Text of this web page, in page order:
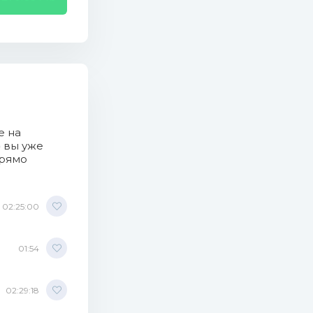
Radio
на
вы уже
02:25:00
01:54
02:29:18